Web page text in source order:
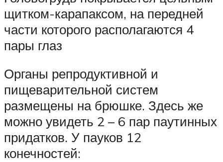
щитком-карапаксом, на передней
части которого располагаются 4
пары глаз
Органы репродуктивной и
пищеварительной систем
размещены на брюшке. Здесь же
можно увидеть 2 – 6 пар паутинных
придатков. У пауков 12
конечностей: